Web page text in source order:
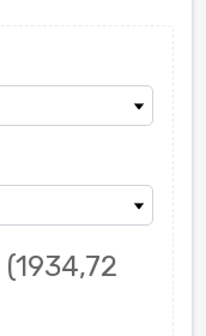
(1934,72